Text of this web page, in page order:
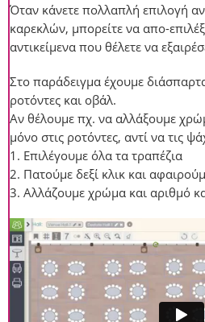
Όταν κάνετε πολλαπλή επιλογή
καρεκλών, μπορείτε να απο-
αντικείμενα που θέλετε να
Στο παράδειγμα έχουμε
ροτόντες και οβάλ.
Αν θέλουμε πχ. να αλλάξουμε
μόνο στις ροτόντες, αντί να τις
1. Επιλέγουμε όλα τα τραπέζια
2. Πατούμε δεξί κλικ και
3. Αλλάζουμε χρώμα και αριθμό